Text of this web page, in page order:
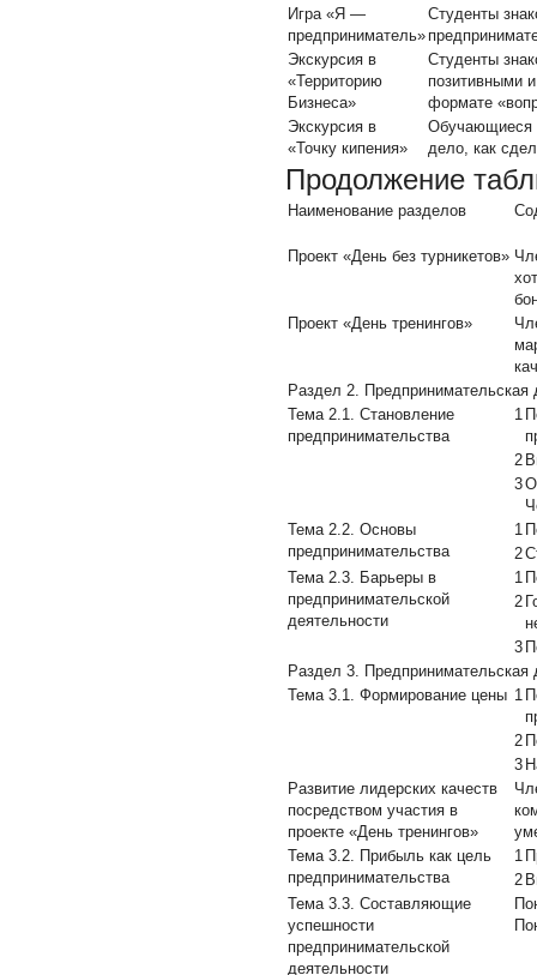
Игра «Я —
предприниматель»
Студенты
Экскурсия в
«Территорию
Бизнеса»
Студенты
позитивными
формате
Экскурсия в
«Точку кипения»
Обучающиеся
дело, как
Продолжение
Наименование разделов
Проект «День без турникетов»
Проект «День тренингов»
Раздел 2. Предпринимательская
Тема 2.1. Становление
предпринимательства
1
2
3
Тема 2.2. Основы
предпринимательства
1
2
Тема 2.3. Барьеры в
предпринимательской
деятельности
1
2
3
Раздел 3. Предпринимательская
Тема 3.1. Формирование цены 1
2
3
Развитие лидерских качеств
посредством участия в
проекте «День тренингов»
Тема 3.2. Прибыль как цель
предпринимательства
1
2
Тема 3.3. Составляющие
успешности
предпринимательской
деятельности